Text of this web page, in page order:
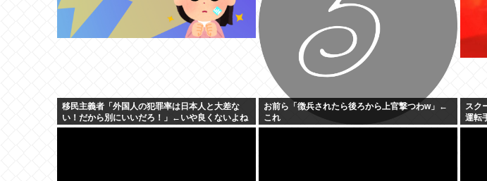
移民主義者「外国人の犯罪率は日本人と大差な
い！だから別にいいだろ！」←いや良くないよね
お前ら「徴兵されたら後ろから上官撃つわw」←
これ
スク
運転